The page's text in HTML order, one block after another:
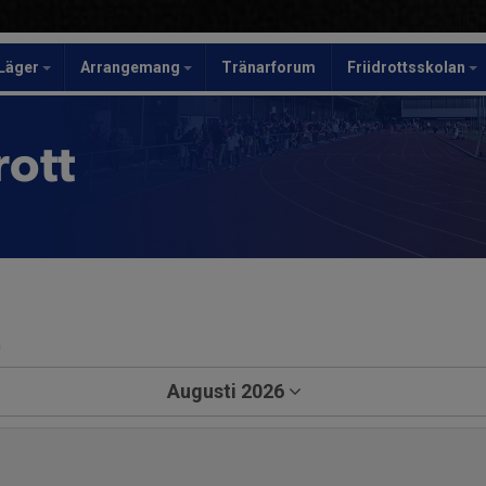
Arrangemang Tränarforum Friidrottsskolan
Augusti 2026